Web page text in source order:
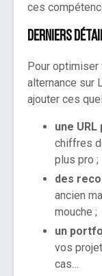
ces
Derniers
Pour
alternance sur
ajouter ces
une
chiffres
plus pro ;
des
ancien
mouche ;
un
vos
cas…